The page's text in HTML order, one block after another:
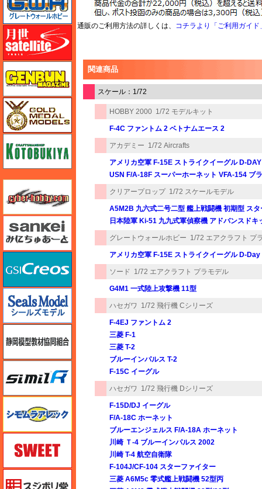
通販のご利用方法の詳しくは、 コチラより「ご利用ガイド
関連商品
スケール：1/72
HOBBY 2000 1/72 モデルキット
F-4C ファントム 2 ベトナムエース 2
アカデミー 1/72 Aircrafts
アメリカ空軍 F-15E ストライクイーグル D-
USN F/A-18F スーパーホーネット VFA-154 ブ
クリアープロップ 1/72 スケールモデル
A5M2B 九六式二号二型 艦上戦闘機 初期型 ス
日本陸軍 Ki-51 九九式軍偵察機 アドバンスドキ
グレートウォールホビー 1/72 エアクラフト プ
アメリカ空軍 F-15E ストライクイーグル D-
ソード 1/72 エアクラフト プラモデル
G4M1 一式陸上攻撃機 11型
ハセガワ 1/72 飛行機 Cシリーズ
F-4EJ ファントム 2
三菱 F-1
三菱 T-2
ブルーインパルス T-2
F-15C イーグル
ハセガワ 1/72 飛行機 Dシリーズ
F-15D/DJ イーグル
F/A-18C ホーネット
ブルーエンジェルス F/A-18A ホーネット
川崎 Ｔ-4 ブルーインパルス 2002
川崎 T-4 航空自衛隊
F-104J/CF-104 スターファイター
三菱 A6M5c 零式艦上戦闘機 52型丙
月世 サテライトツールス
ゲンブンマガジン
ゴールドメダルモデルズ
コトブキヤ
サイバーホビー
さんけい みにちゅあーと
GSIクレオス
シールズモデル
静岡模型協同組合
シミラー（similR）
シモムラアレック
スイート（SWEET）